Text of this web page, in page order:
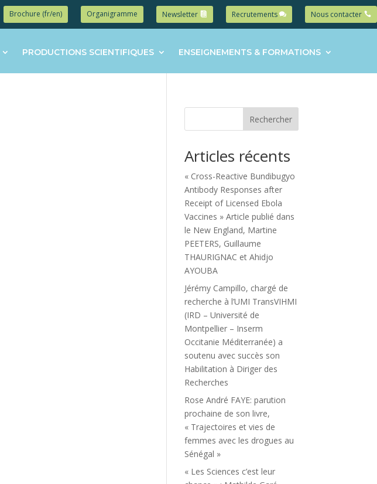
Brochure (fr/en) Organigramme Newsletter Recrutements Nous contacter
PRODUCTIONS SCIENTIFIQUES ENSEIGNEMENTS & FORMATIONS
Rechercher
Articles récents
« Cross-Reactive Bundibugyo
Antibody Responses after
Receipt of Licensed Ebola
Vaccines » Article publié dans
le New England, Martine
PEETERS, Guillaume
THAURIGNAC et Ahidjo
AYOUBA
Jérémy Campillo, chargé de
recherche à l’UMI TransVIHMI
(IRD – Université de
Montpellier – Inserm
Occitanie Méditerranée) a
soutenu avec succès son
Habilitation à Diriger des
Recherches
Rose André FAYE: parution
prochaine de son livre,
« Trajectoires et vies de
femmes avec les drogues au
Sénégal »
« Les Sciences c’est leur